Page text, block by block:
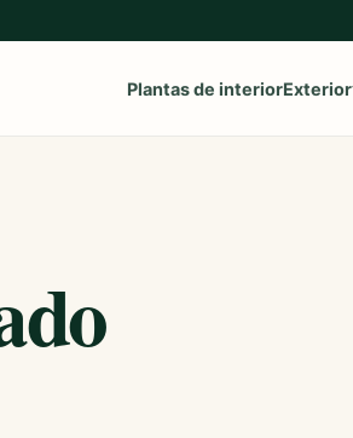
Plantas de interiorExterior